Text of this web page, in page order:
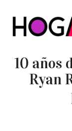
10 años
Ryan